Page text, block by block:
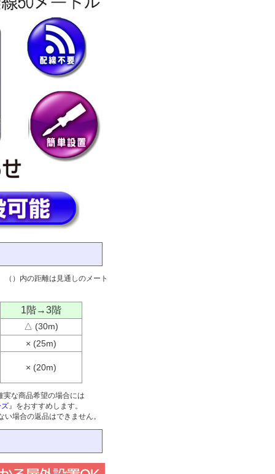
）内の距離は見通しのメート
1階→3階
△ (30m)
× (25m)
× (20m)
実な商品希望の場合には
』をおすすめします。
場合の返品はできません。